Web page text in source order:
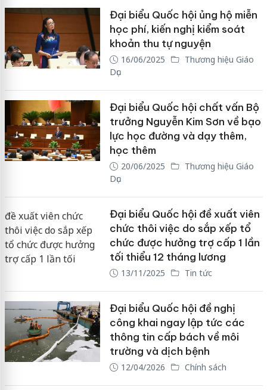
Đại biểu Quốc hội ủng hộ miễn
học phí, kiến nghị kiểm soát
khoản thu tự nguyện
16/06/2025
Thương hiệu Giáo
Dục
Đại biểu Quốc hội chất vấn Bộ
trưởng Nguyễn Kim Sơn về bạo
lực học đường và dạy thêm,
học thêm
20/06/2025
Thương hiệu Giáo
Dục
Đại biểu Quốc hội đề xuất viên
chức thôi việc do sắp xếp tổ
chức được hưởng trợ cấp 1 lần
tối thiểu 12 tháng lương
13/11/2025 Tin tức
Đại biểu Quốc hội đề nghị
công khai ngay lập tức các
thông tin cấp bách về môi
trường và dịch bệnh
12/04/2026 Chính sách